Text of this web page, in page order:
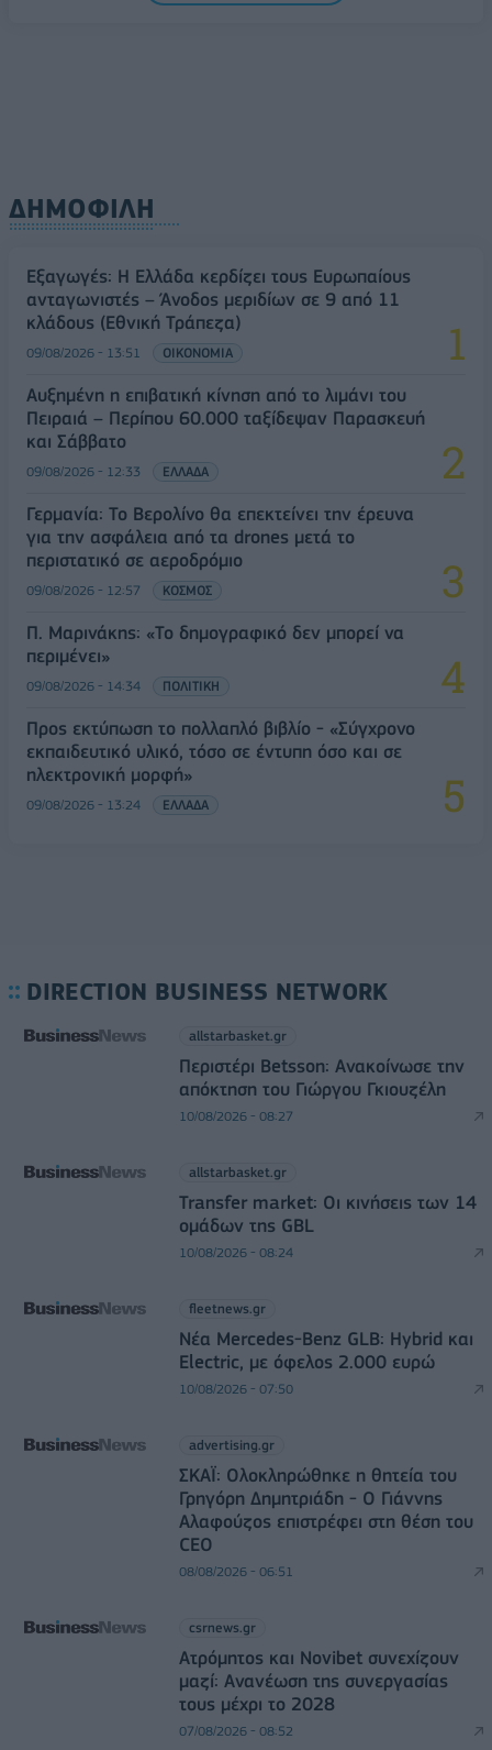
ΔΗΜΟΦΙΛΗ
Εξαγωγές: Η Ελλάδα κερδίζει τους Ευρωπαίους
ανταγωνιστές – Άνοδος μεριδίων σε 9 από 11
κλάδους (Εθνική Τράπεζα)
09/08/2026 - 13:51 ΟΙΚΟΝΟΜΙΑ
Αυξημένη η επιβατική κίνηση από το λιμάνι του
Πειραιά – Περίπου 60.000 ταξίδεψαν Παρασκευή
και Σάββατο
09/08/2026 - 12:33 ΕΛΛΑΔΑ
Γερμανία: Το Βερολίνο θα επεκτείνει την έρευνα
για την ασφάλεια από τα drones μετά το
περιστατικό σε αεροδρόμιο
09/08/2026 - 12:57 ΚΟΣΜΟΣ
Π. Μαρινάκης: «Το δημογραφικό δεν μπορεί να
περιμένει»
09/08/2026 - 14:34 ΠΟΛΙΤΙΚΗ
Προς εκτύπωση το πολλαπλό βιβλίο - «Σύγχρονο
εκπαιδευτικό υλικό, τόσο σε έντυπη όσο και σε
ηλεκτρονική μορφή»
09/08/2026 - 13:24 ΕΛΛΑΔΑ
DIRECTION BUSINESS NETWORK
allstarbasket.gr
Περιστέρι Betsson: Ανακοίνωσε την
απόκτηση του Γιώργου Γκιουζέλη
10/08/2026 - 08:27
allstarbasket.gr
Transfer market: Οι κινήσεις των 14
ομάδων της GBL
10/08/2026 - 08:24
fleetnews.gr
Νέα Mercedes-Benz GLB: Hybrid και
Electric, με όφελος 2.000 ευρώ
10/08/2026 - 07:50
advertising.gr
ΣΚΑΪ: Ολοκληρώθηκε η θητεία του
Γρηγόρη Δημητριάδη - Ο Γιάννης
Αλαφούζος επιστρέφει στη θέση του
CEO
08/08/2026 - 06:51
csrnews.gr
Ατρόμητος και Novibet συνεχίζουν
μαζί: Ανανέωση της συνεργασίας
τους μέχρι το 2028
07/08/2026 - 08:52